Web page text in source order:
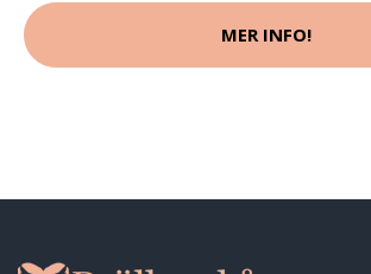
MER INFO!